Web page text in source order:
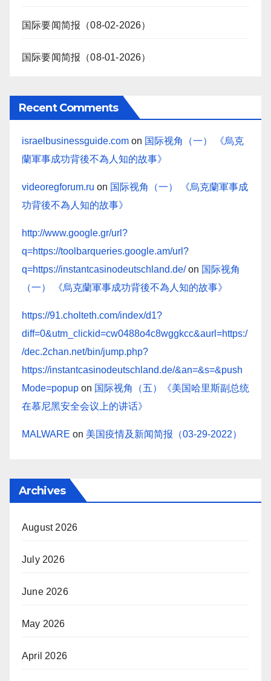
国际要闻简报（08-02-2026）
国际要闻简报（08-01-2026）
Recent Comments
israelbusinessguide.com on 国际视角（一） 《烏克
蘭軍事成功背後不為人知的故事》
videoregforum.ru on 国际视角（一） 《烏克蘭軍事成
功背後不為人知的故事》
http://www.google.gr/url?
q=https://toolbarqueries.google.am/url?
q=https://instantcasinodeutschland.de/on 国际视角
（一） 《烏克蘭軍事成功背後不為人知的故事》
https://91.cholteth.com/index/d1?
diff=0&utm_clickid=cw0488o4c8wggkcc&aurl=https:/
/dec.2chan.net/bin/jump.php?
https://instantcasinodeutschland.de/&an=&s=&push
Mode=popup on 国际视角（五）《美国哈里斯副总统
在慕尼黑安全会议上的讲话》
MALWARE on 美国疫情及新闻简报（03-29-2022）
Archives
August 2026
July 2026
June 2026
May 2026
April 2026